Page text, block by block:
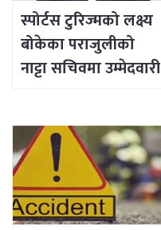
स्पोर्टस टुरिज्मको लक्ष्य
बोकेका पराजुलीको
नाट्टा सचिवमा उम्मेदवारी